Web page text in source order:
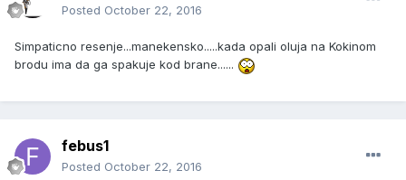
Posted October 22, 2016
Simpaticno resenje...manekensko.....kada opali oluja na Kokinom
brodu ima da ga spakuje kod brane......
febus1
Posted October 22, 2016